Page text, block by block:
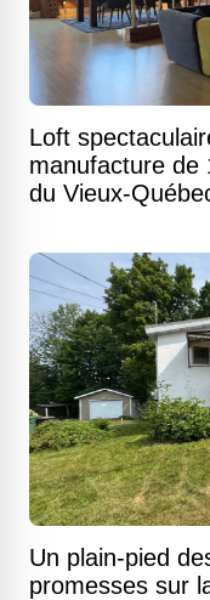
Loft
manufacture de
du Vieux-
Un plain-pied
promesses sur